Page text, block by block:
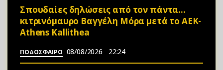
Σπουδαίες δηλώσεις από τον πάντα…
κιτρινόμαυρο Βαγγέλη Μόρα μετά το ΑΕΚ-
Athens Kallithea
ΠΟΔΟΣΦΑΙΡΟ 08/08/2026 22:24